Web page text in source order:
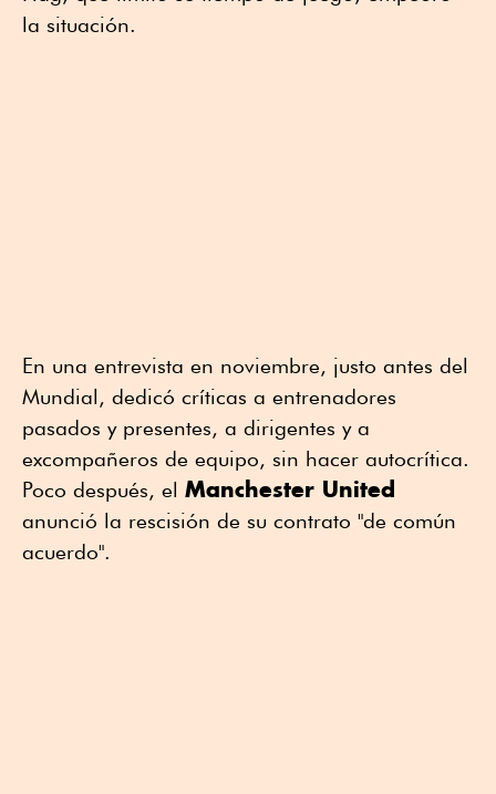
la situación.
En una entrevista en noviembre, justo antes del
Mundial, dedicó críticas a entrenadores
pasados y presentes, a dirigentes y a
excompañeros de equipo, sin hacer autocrítica.
Poco después, el Manchester United
anunció la rescisión de su contrato "de común
acuerdo".